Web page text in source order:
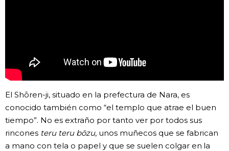
Blog
Tokio
Avisos
El Shōren-ji, situado en la prefectura de Nara, es
conocido también como “el templo que atrae el buen
tiempo”. No es extraño por tanto ver por todos sus
rincones teru teru bōzu, unos muñecos que se fabrican
a mano con tela o papel y que se suelen colgar en la